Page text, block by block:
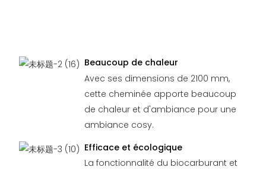
Beaucoup de chaleur
Avec ses dimensions de 2100 mm,
cette cheminée apporte beaucoup
de chaleur et d'ambiance pour une
ambiance cosy.
Efficace et écologique
La fonctionnalité du biocarburant et